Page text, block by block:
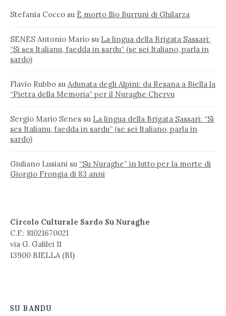
Stefania Cocco su È morto Ilio Burruni di Ghilarza
SENES Antonio Mario su La lingua della Brigata Sassari:
“Si ses Italianu, faedda in sardu” (se sei Italiano, parla in
sardo)
Flavio Rubbo su Adunata degli Alpini: da Resana a Biella la
“Pietra della Memoria” per il Nuraghe Chervu
Sergio Mario Senes su La lingua della Brigata Sassari: “Si
ses Italianu, faedda in sardu” (se sei Italiano, parla in
sardo)
Giuliano Lusiani su “Su Nuraghe” in lutto per la morte di
Giorgio Frongia di 83 anni
Circolo Culturale Sardo Su Nuraghe
C.F.: 81021670021
via G. Galilei 11
13900 BIELLA (BI)
SU BANDU